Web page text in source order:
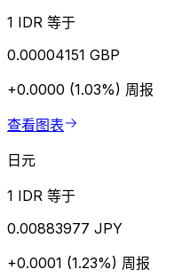
1 IDR 等于
0.00004151 GBP
+0.0000 (1.03%) 周报
查看图表
日元
1 IDR 等于
0.00883977 JPY
+0.0001 (1.23%) 周报